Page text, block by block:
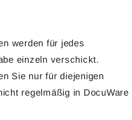
werden für jedes
einzeln verschickt.
Sie nur für diejenigen
regelmäßig in DocuWare